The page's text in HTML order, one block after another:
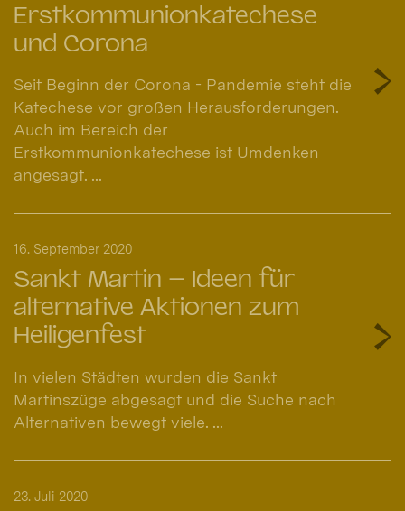
Erstkommunionkatechese
und Corona
Seit Beginn der Corona - Pandemie steht die
Katechese vor großen Herausforderungen.
Auch im Bereich der
Erstkommunionkatechese ist Umdenken
angesagt. ...
Sankt Martin – Ideen für
alternative Aktionen zum
Heiligenfest
16. September 2020
In vielen Städten wurden die Sankt
Martinszüge abgesagt und die Suche nach
Alternativen bewegt viele. ...
23. Juli 2020